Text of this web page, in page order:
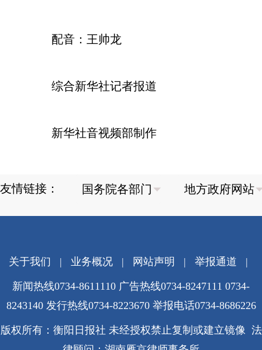
配音：王帅龙
综合新华社记者报道
新华社音视频部制作
友情链接：
关于我们 | 业务概况| 网站声明 | 举报通道 |
新闻热线0734-8611110 广告热线0734-8247111 0734-
8243140 发行热线0734-8223670 举报电话0734-8686226
版权所有：衡阳日报社 未经授权禁止复制或建立镜像 法